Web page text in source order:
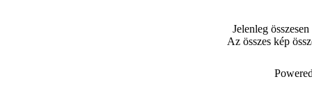
Jelenleg
Az összes kép